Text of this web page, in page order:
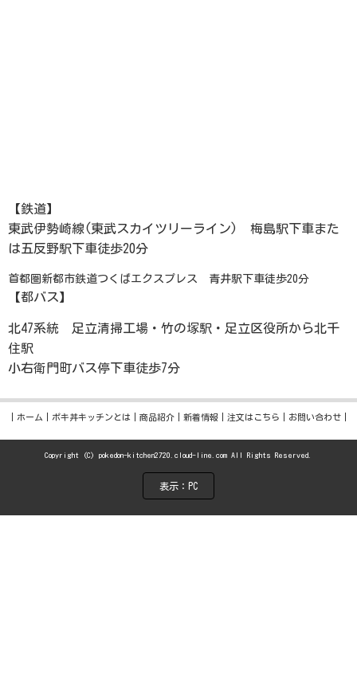
【鉄道】
東武伊勢崎線(東武スカイツリーライン) 梅島駅下車また
は五反野駅下車徒歩20分
首都圏新都市鉄道つくばエクスプレス 青井駅下車徒歩20分
【都バス】
北47系統 足立清掃工場・竹の塚駅・足立区役所から北千
住駅
小右衛門町バス停下車徒歩7分
ホーム ポキ丼キッチンとは 商品紹介 新着情報 注文はこちら お問い合わせ
Copyright (C) pokedon-kitchen2720.cloud-line.com All Rights Reserved.
表示：PC